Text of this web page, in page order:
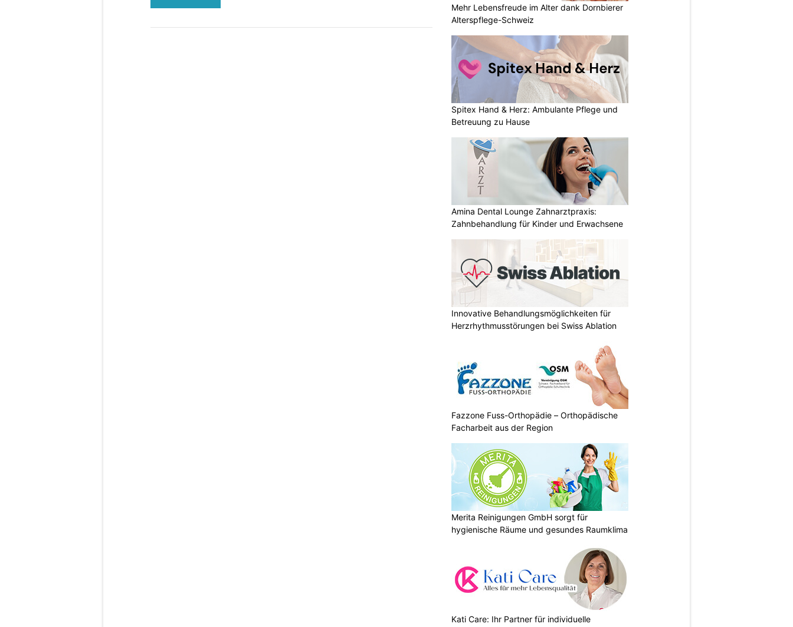
Mehr Lebensfreude im Alter dank Dornbierer
Alterspflege-Schweiz
Spitex Hand & Herz: Ambulante Pflege und
Betreuung zu Hause
Amina Dental Lounge Zahnarztpraxis:
Zahnbehandlung für Kinder und Erwachsene
Innovative Behandlungsmöglichkeiten für
Herzrhythmusstörungen bei Swiss Ablation
Fazzone Fuss-Orthopädie – Orthopädische
Facharbeit aus der Region
Merita Reinigungen GmbH sorgt für
hygienische Räume und gesundes Raumklima
Kati Care: Ihr Partner für individuelle